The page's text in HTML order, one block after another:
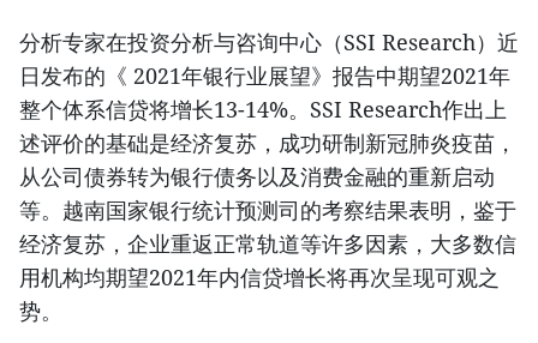
分析专家在投资分析与咨询中心（SSI Research）近
日发布的《 2021年银行业展望》报告中期望2021年
整个体系信贷将增长13-14%。SSI Research作出上
述评价的基础是经济复苏，成功研制新冠肺炎疫苗，
从公司债券转为银行债务以及消费金融的重新启动
等。越南国家银行统计预测司的考察结果表明，鉴于
经济复苏，企业重返正常轨道等许多因素，大多数信
用机构均期望2021年内信贷增长将再次呈现可观之
势。